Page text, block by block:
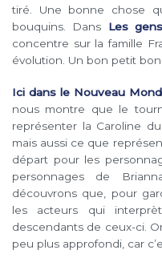
tiré. Une bonne chose
bouquins. Dans Les
concentre sur la famille
évolution. Un bon petit
Ici dans le Nouveau
nous montre que le
représenter la Caroline
mais aussi ce que
départ pour les
personnages de
découvrons que, pour
les acteurs qui
descendants de ceux-ci.
peu plus approfondi, car